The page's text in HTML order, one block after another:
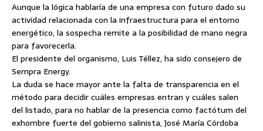
Aunque la lógica hablaría de una empresa con futuro dado su
actividad relacionada con la infraestructura para el entorno
energético, la sospecha remite a la posibilidad de mano negra
para favorecerla.
El presidente del organismo, Luis Téllez, ha sido consejero de
Sempra Energy.
La duda se hace mayor ante la falta de transparencia en el
método para decidir cuáles empresas entran y cuáles salen
del listado, para no hablar de la presencia como factótum del
exhombre fuerte del gobierno salinista, José María Córdoba